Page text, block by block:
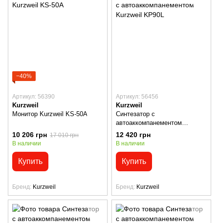
−40%
Артикул: 56390
Kurzweil
Монитор Kurzweil KS-50A
10 206 грн 17 010 грн
В наличии
Купить
Бренд Kurzweil
Артикул: 56456
Kurzweil
Синтезатор с
автоаккомпанементом
Kurzweil KP90L
12 420 грн
В наличии
Купить
Бренд Kurzweil